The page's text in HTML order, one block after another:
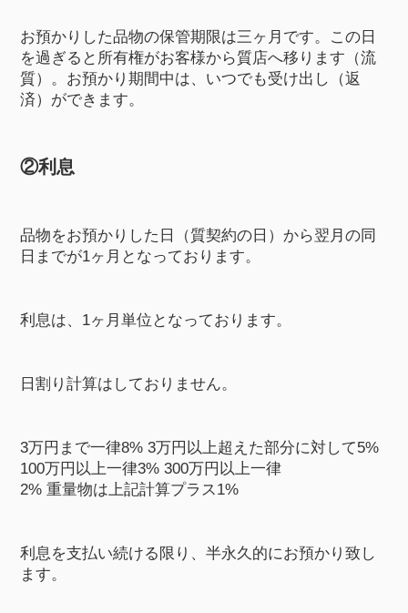
お預かりした品物の保管期限は三ヶ月です。この日
を過ぎると所有権がお客様から質店へ移ります（流
質）。お預かり期間中は、いつでも受け出し（返
済）ができます。
②利息
品物をお預かりした日（質契約の日）から翌月の同
日までが1ヶ月となっております。
利息は、1ヶ月単位となっております。
日割り計算はしておりません。
3万円まで一律8% 3万円以上超えた部分に対して5%
100万円以上一律3% 300万円以上一律
2% 重量物は上記計算プラス1%
利息を支払い続ける限り、半永久的にお預かり致し
ます。